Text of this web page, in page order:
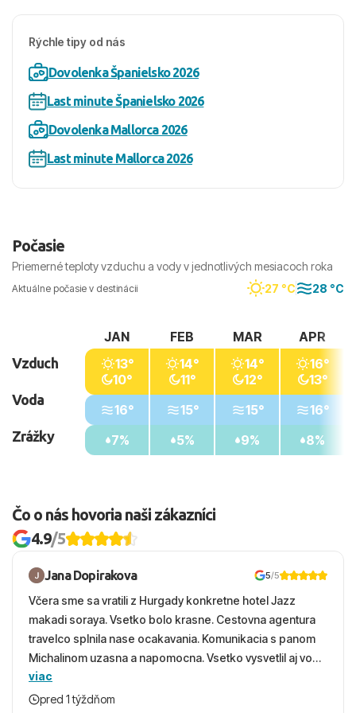
Rýchle tipy od nás
Dovolenka Španielsko 2026
Last minute Španielsko 2026
Dovolenka Mallorca 2026
Last minute Mallorca 2026
Počasie
Priemerné teploty vzduchu a vody v jednotlivých mesiacoch roka
Aktuálne počasie v destinácii 27 °C 28 °C
Vzduch
Voda
Zrážky
JAN
13°
10°
16°
7%
FEB
14°
11°
15°
5%
MAR
14°
12°
15°
9%
APR
16°
13°
16°
8%
Čo o nás hovoria naši zákazníci
4.9/5
Jana Dopirakova 5/5
Včera sme sa vratili z Hurgady konkretne hotel Jazz
makadi soraya. Vsetko bolo krasne. Cestovna agentura
travelco splnila nase ocakavania. Komunikacia s panom
Michalinom uzasna a napomocna. Vsetko vysvetlil aj vo
vecernych hodinach zaco sa ospravedlnujem. Hotel
krasny, cisty. Sluzby top. Strava, prostredie, more,
viac
pred 1 týždňom